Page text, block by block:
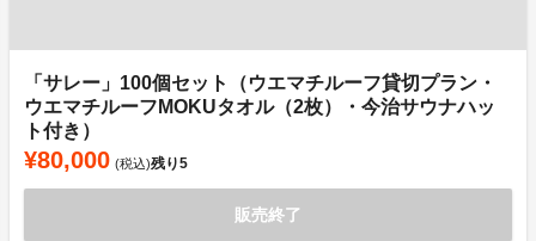
「サレー」100個セット（ウエマチルーフ貸切プラン・
ウエマチルーフMOKUタオル（2枚）・今治サウナハッ
ト付き）
¥80,000 (税込)残り5
販売終了